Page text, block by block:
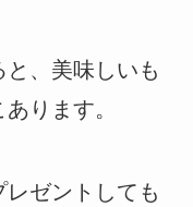
、美味しいも
ります。
ゼントしても